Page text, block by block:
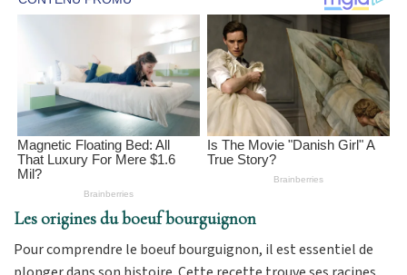
Les origines du boeuf bourguignon
Pour comprendre le boeuf bourguignon, il est essentiel de